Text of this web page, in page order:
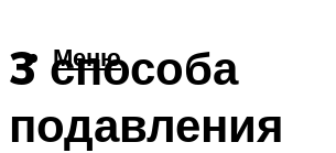
Меню
3 способа
подавления